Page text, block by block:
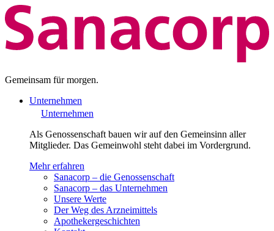
Gemeinsam für morgen.
Unternehmen
Unternehmen
Als Genossenschaft bauen wir auf den Gemeinsinn aller
Mitglieder. Das Gemeinwohl steht dabei im Vordergrund.
Mehr erfahren
Sanacorp – die Genossenschaft
Sanacorp – das Unternehmen
Unsere Werte
Der Weg des Arzneimittels
Apothekergeschichten